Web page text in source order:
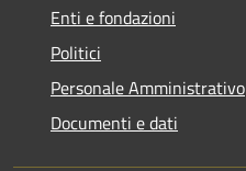
Enti e fondazioni
Politici
Personale Amministrativo
Documenti e dati